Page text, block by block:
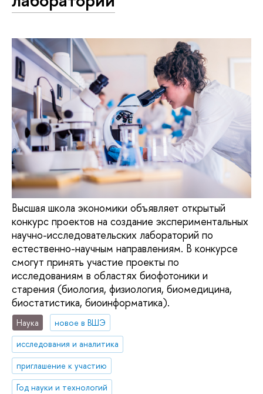
Высшая школа экономики объявляет открытый
конкурс проектов на создание экспериментальных
научно-исследовательских лабораторий по
естественно-научным направлениям. В конкурсе
смогут принять участие проекты по
исследованиям в областях биофотоники и
старения (биология, физиология, биомедицина,
биостатистика, биоинформатика).
Наука
новое в ВШЭ
исследования и аналитика
приглашение к участию
Год науки и технологий